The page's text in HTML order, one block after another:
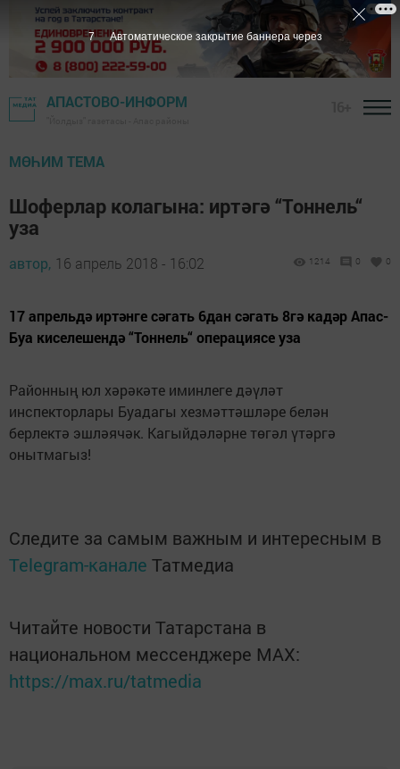
АПАСТОВО-ИНФОРМ
МӨҺИМ ТЕМА
Шоферлар колагына: иртәгә “Тоннель“
уза
автор, 16 апрель 2018 - 16:02 1214 0 0
17 апрельдә иртәнге сәгать 6дан сәгать 8гә кадәр Апас-
Буа киселешендә “Тоннель“ операциясе уза
Районның юл хәрәкәте иминлеге дәүләт
инспекторлары Буадагы хезмәттәшләре белән
берлектә эшләячәк. Кагыйдәләрне төгәл үтәргә
онытмагыз!
Следите за самым важным и интересным в
Telegram-канале Татмедиа
Читайте новости Татарстана в
национальном мессенджере MАХ:
https://max.ru/tatmedia
6 Автоматическое закрытие баннера через